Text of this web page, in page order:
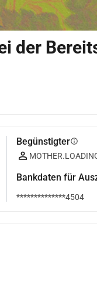
der
Begünstigterinfo
Bankdaten für
**************4504